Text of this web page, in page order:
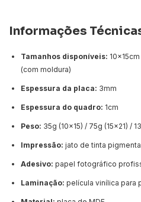
Informações
Tamanhos disponíveis:
(com moldura)
Espessura da placa: 3mm
Espessura do quadro: 1cm
Peso: 35g (10x15) / 75g (15x21) /
Impressão: jato de tinta
Adesivo: papel fotográfico
Laminação: película vinílica para